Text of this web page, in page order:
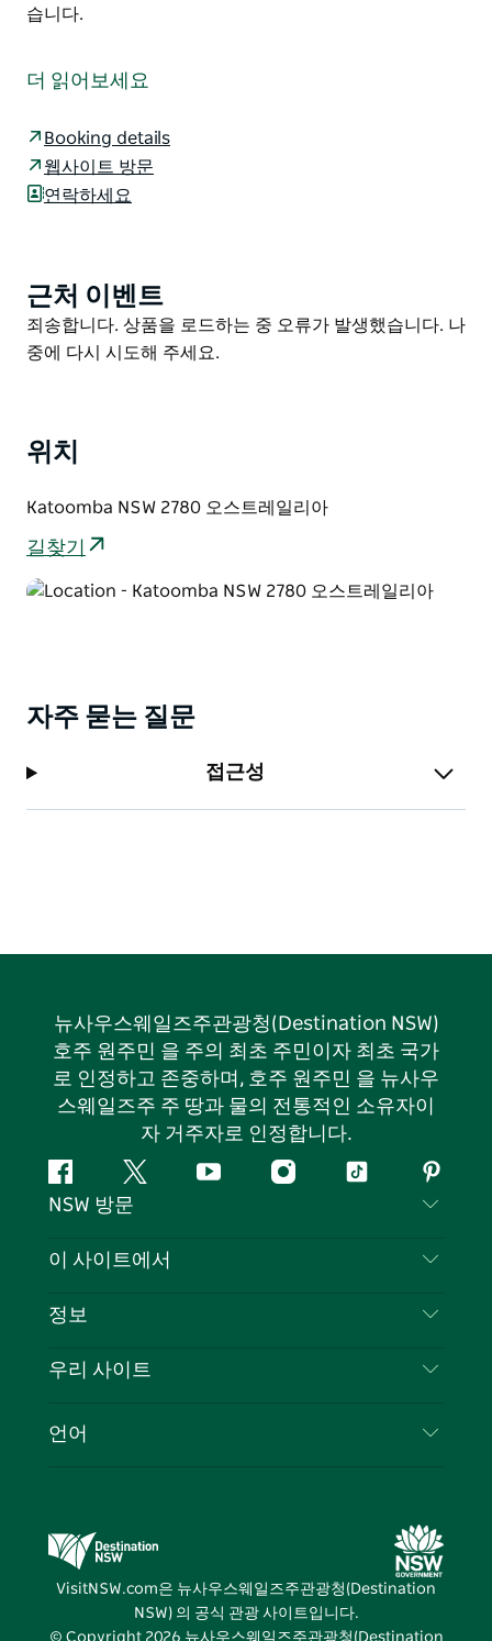
습니다.
외가 완벽하게 이어지는 고급스러운 5베드룸 부동산입니
마스터 스위트 옆의 전용 테라스에서 고요한 아침을 보내
고 실내 온수 풀과 사우나에서 낮을 보내세요. 외부의 잘
더 읽어보세요
Booking details
웹사이트 방문
연락하세요
Product
List
근처 이벤트
Product
List
죄송합니다. 상품을 로드하는 중 오류가 발생했습니다. 나
중에 다시 시도해 주세요.
위치
Katoomba NSW 2780 오스트레일리아
길찾기
자주 묻는 질문
접근성
뉴사우스웨일즈주관광청(Destination NSW)
호주 원주민 을 주의 최초 주민이자 최초 국가
로 인정하고 존중하며, 호주 원주민 을 뉴사우
스웨일즈주 주 땅과 물의 전통적인 소유자이
자 거주자로 인정합니다.
페
이
북
지
다
유
인
틱
핀
터
스
NSW 방문
문의하기
쿠키 고지
이 사이트에서
목적지
이벤트
정보
여행 정보
뉴사우스웨일즈주 의 사업
우리 사이트
뉴사우스웨일즈주관광청(Destination NSW) 미디
어 센터
비비드 시드니(Vivid Sydney)
언어
VisitNSW.com은 뉴사우스웨일즈주관광청(Destination
NSW) 의 공식 관광 사이트입니다.
© Copyright 2026 뉴사우스웨일즈주관광청(Destination